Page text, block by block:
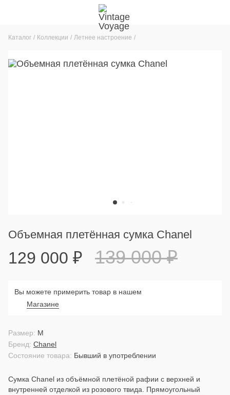
Каталог Коллекции Летнее настроение
Объемная плетённая сумка Chanel
129 000 ₽ 139 000₽
Вы можете примерить товар в нашем
Магазине
Состояние товара: Бывший в употреблении
Бренд: Chanel
Размер: M
Сумка Chanel из объёмной плетёной рафии с верхней и
внутренней отделкой из розового твида. Прямоугольный